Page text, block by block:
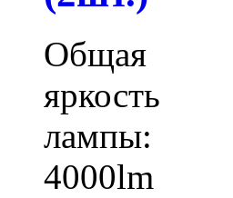
Общая
яркость
лампы:
4000lm